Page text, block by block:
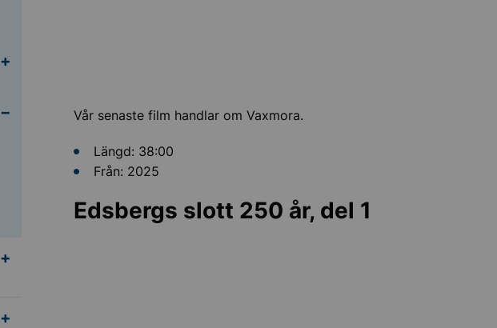
Undermeny för Sollentuna kommunarkiv
Undermeny för Sollentunas historia
Undermeny för Konst, kultur och sevärdheter
Undermeny för Föreningar och föreningsliv
Vår senaste film handlar om Vaxmora.
Längd: 38:00
Från: 2025
Edsbergs slott 250 år, del 1